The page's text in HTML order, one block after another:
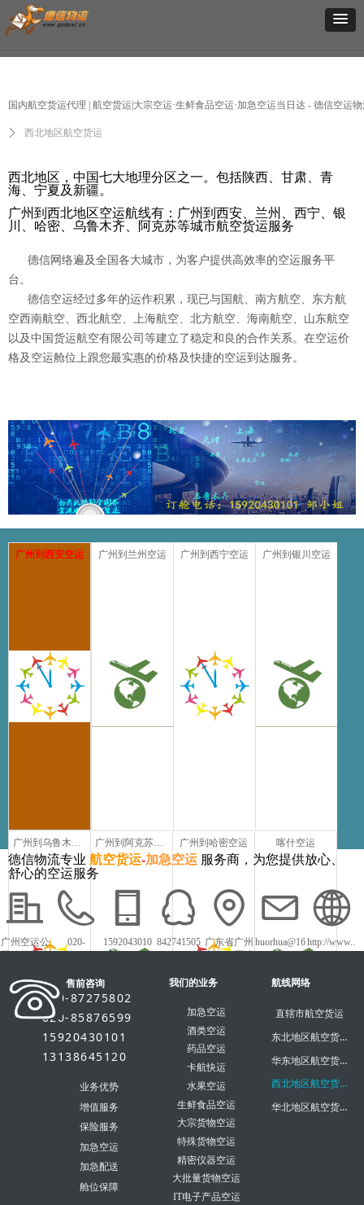
国内航空货运代理 | 航空货运|大宗空运·生鲜食品空运·加急空运当日达 - 德信空运
ꄲ 西北地区航空货运
广州到西安空运
身份证、护照、牌照、合同、样板、鲜花、生鲜食
件的空运服务，广州到西安空运，交货截单是：在
3个小时均可。
广州到兰州空运 广州到西宁空运 广州到银川空运
广州到乌鲁木齐空运 广州到阿克苏空运 广州到哈密空运 喀什空运
西北地区，中国七大地理分区之一。包括陕西、甘肃、青
海、宁夏及新疆。
广州到西北地区空运航线有：广州到西安、兰州、西宁、银
川、哈密、乌鲁木齐、阿克苏等城市航空货运服务
德信网络遍及全国各大城市，为客户提供高效率的空运服务平
台。
德信空运经过多年的运作积累，现已与国航、南方航空、东方航
空西南航空、西北航空、上海航空、北方航空、海南航空、山东航空
以及中国货运航空有限公司等建立了稳定和良的合作关系。在空运价
格及空运舱位上跟您最实惠的价格及快捷的空运到达服务。
加急空运
酒类空运
药品空运
卡航快运
水果空运
生鲜食品空运
大宗货物空运
特殊货物空运
精密仪器空运
大批量货物空运
IT电子产品空运
我们的业务
直辖市航空货运
东北地区航空货运
华东地区航空货运
西北地区航空货运
华北地区航空货运
航线网络
业务优势
增值服务
保险服务
加急空运
加急配送
舱位保障
售前咨询
020-87275802
020-85876599
15920430101
13138645120
广州空运公
020-
1592043010 842741505 广东省广州
号白云农批
huorhua@16http://www..
德信物流专业 航空货运-加急空运 服务商，为您提供放心、
舒心的空运服务